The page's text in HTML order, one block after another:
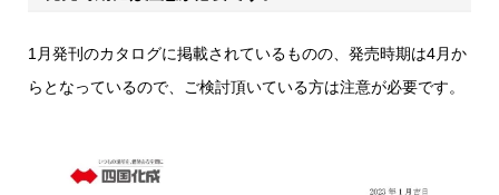
1月発刊のカタログに掲載されているものの、発売時期は4月か
らとなっているので、ご検討頂いている方は注意が必要です。